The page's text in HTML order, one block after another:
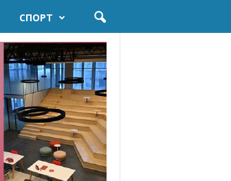
СПОРТ